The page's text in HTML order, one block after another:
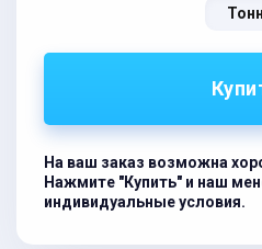
Тонн
На ваш заказ возможна
Нажмите "Купить" и наш
индивидуальные условия.